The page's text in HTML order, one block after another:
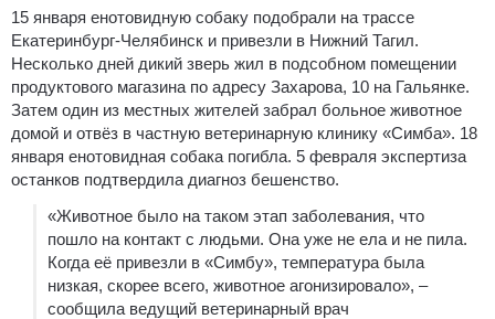
15 января енотовидную собаку подобрали на трассе
Екатеринбург-Челябинск и привезли в Нижний Тагил.
Несколько дней дикий зверь жил в подсобном помещении
продуктового магазина по адресу Захарова, 10 на Гальянке.
Затем один из местных жителей забрал больное животное
домой и отвёз в частную ветеринарную клинику «Симба». 18
января енотовидная собака погибла. 5 февраля экспертиза
останков подтвердила диагноз бешенство.
«Животное было на таком этап заболевания, что
пошло на контакт с людьми. Она уже не ела и не пила.
Когда её привезли в «Симбу», температура была
низкая, скорее всего, животное агонизировало», –
сообщила ведущий ветеринарный врач